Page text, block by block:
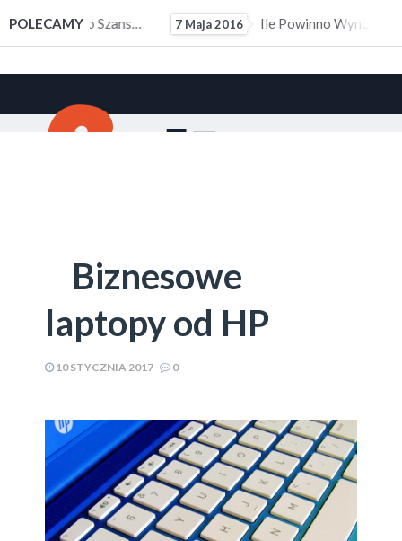
POLECAMY
Doświadczeniem Zawodowym 7 Maja 2016 Ile Powinno Wynosić Kieszonkowe?
Biznesowe
laptopy od HP
10 STYCZNIA 2017 0